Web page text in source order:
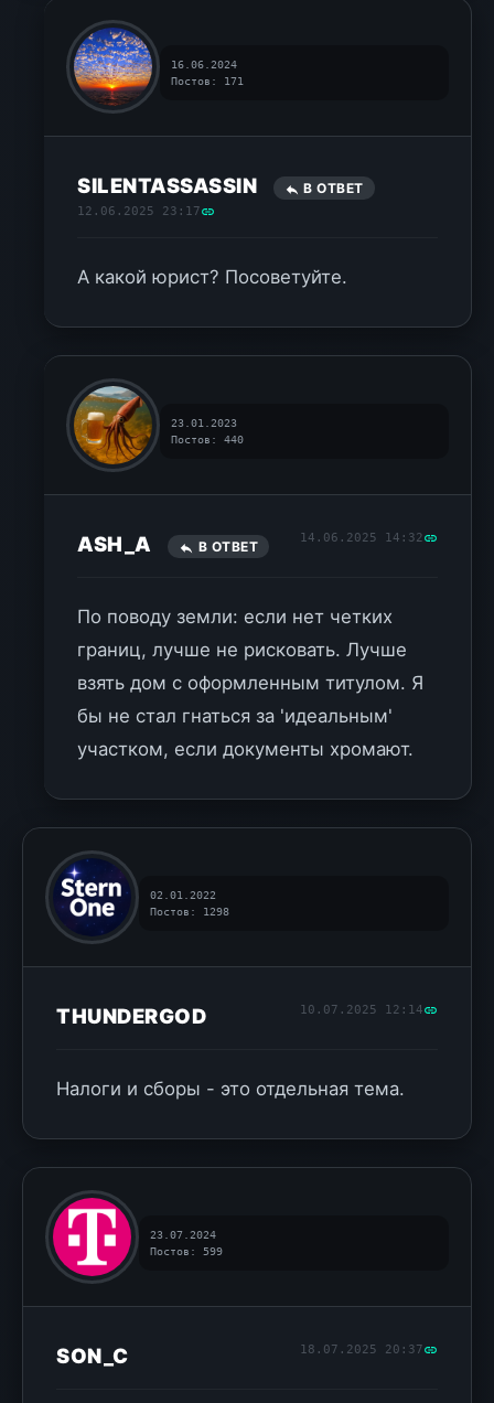
16.06.2024
Постов: 171
SILENTASSASSIN В ОТВЕТ
12.06.2025 23:17
А какой юрист? Посоветуйте.
23.01.2023
Постов: 440
ASH_A В ОТВЕТ
14.06.2025 14:32
По поводу земли: если нет четких
границ, лучше не рисковать. Лучше
взять дом с оформленным титулом. Я
бы не стал гнаться за 'идеальным'
участком, если документы хромают.
02.01.2022
Постов: 1298
THUNDERGOD 10.07.2025 12:14
Налоги и сборы - это отдельная тема.
23.07.2024
Постов: 599
SON_C 18.07.2025 20:37